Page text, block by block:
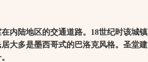
陆地区的交通道路。18世纪时该城镇
大多是墨西哥式的巴洛克风格。圣堂建